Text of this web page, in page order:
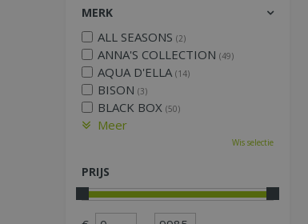
MERK
ALL SEASONS (2)
ANNA'S COLLECTION (49)
AQUA D'ELLA (14)
BISON (3)
BLACK BOX (50)
Meer
Wis selectie
PRIJS